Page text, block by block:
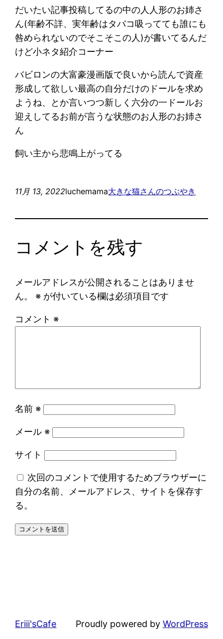
だいたい記事投稿してるの中の人人形のお姉さ
ん(年齢不詳、実年齢はタバコ吸ってても誰にも
咎められないのでそこそこの人)が書いてるんだ
けど小ネタ紹介コーナー
バビロンの大富豪漫画版で良いから読んで資産
形成して欲しい最高の自分だけのドールを求め
ようね、とか言いつつ新しく六分の一ドールお
迎えしてるお前が言うな状態のお人形のお姉さ
ん
飼い主から悲鳴上がってる
11月 13, 2022luchemama大きな猫さんのつぶやき
コメントを残す
メールアドレスが公開されることはありませ
ん。
※ が付いている欄は必須項目です
コメント ※
名前 ※
メール ※
サイト
次回のコメントで使用するためブラウザーに
自分の名前、メールアドレス、サイトを保存す
る。
Eriii'sCafe Proudly powered by WordPress